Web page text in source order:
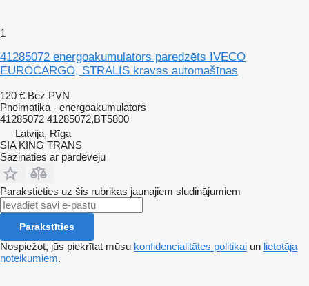
1
41285072 energoakumulators paredzēts IVECO
EUROCARGO, STRALIS kravas automašīnas
120 € Bez PVN
Pneimatika - energoakumulators
41285072 41285072,BT5800
Latvija, Rīga
SIA KING TRANS
Sazināties ar pārdevēju
Parakstieties uz šis rubrikas jaunajiem sludinājumiem
Parakstīties
Nospiežot, jūs piekrītat mūsu konfidencialitātes politikai un lietotāja
noteikumiem.